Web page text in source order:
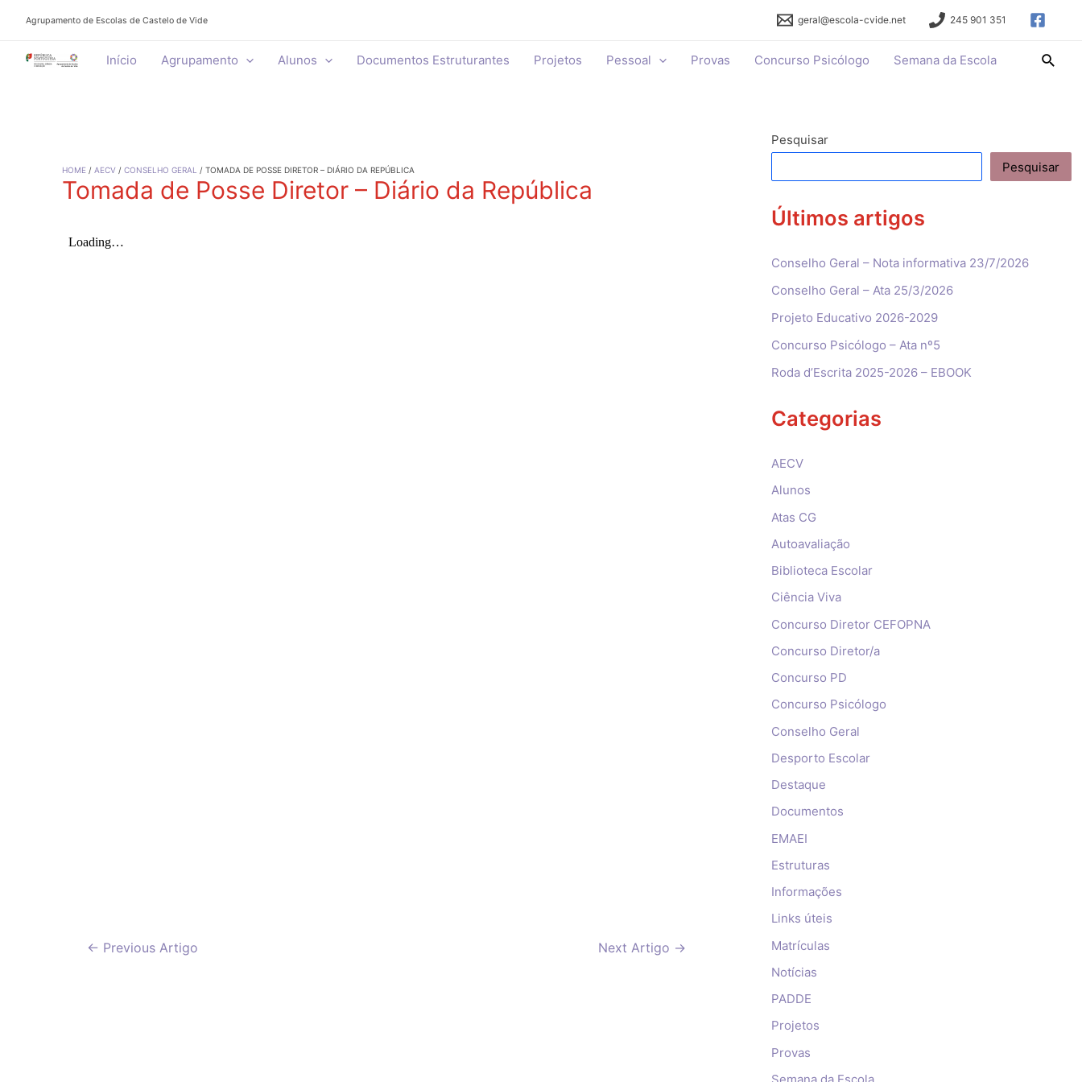
Agrupamento de Escolas de Castelo de Vide geral@escola-cvide.net 245 901 351
Início Agrupamento Alunos Documentos Estruturantes Projetos Pessoal Provas Concurso Psicólogo Semana da Escola
HOME AECV CONSELHO GERAL TOMADA DE POSSE DIRETOR – DIÁRIO DA REPÚBLICA
Tomada de Posse Diretor – Diário da República
Navegação
← Previous Artigo Next Artigo →
Pesquisar
Pesquisar
Últimos artigos
Conselho Geral – Nota informativa 23/7/2026
Conselho Geral – Ata 25/3/2026
Projeto Educativo 2026-2029
Concurso Psicólogo – Ata nº5
Roda d’Escrita 2025-2026 – EBOOK
Categorias
AECV
Alunos
Atas CG
Autoavaliação
Biblioteca Escolar
Ciência Viva
Concurso Diretor CEFOPNA
Concurso Diretor/a
Concurso PD
Concurso Psicólogo
Conselho Geral
Desporto Escolar
Destaque
Documentos
EMAEI
Estruturas
Informações
Links úteis
Matrículas
Notícias
PADDE
Projetos
Provas